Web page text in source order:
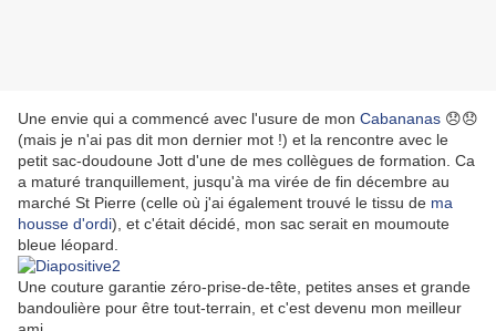
Une envie qui a commencé avec l'usure de mon Cabananas 😞😞
(mais je n'ai pas dit mon dernier mot !) et la rencontre avec le
petit sac-doudoune Jott d'une de mes collègues de formation. Ca
a maturé tranquillement, jusqu'à ma virée de fin décembre au
marché St Pierre (celle où j'ai également trouvé le tissu de ma
housse d'ordi), et c'était décidé, mon sac serait en moumoute
bleue léopard.
Une couture garantie zéro-prise-de-tête, petites anses et grande
bandoulière pour être tout-terrain, et c'est devenu mon meilleur